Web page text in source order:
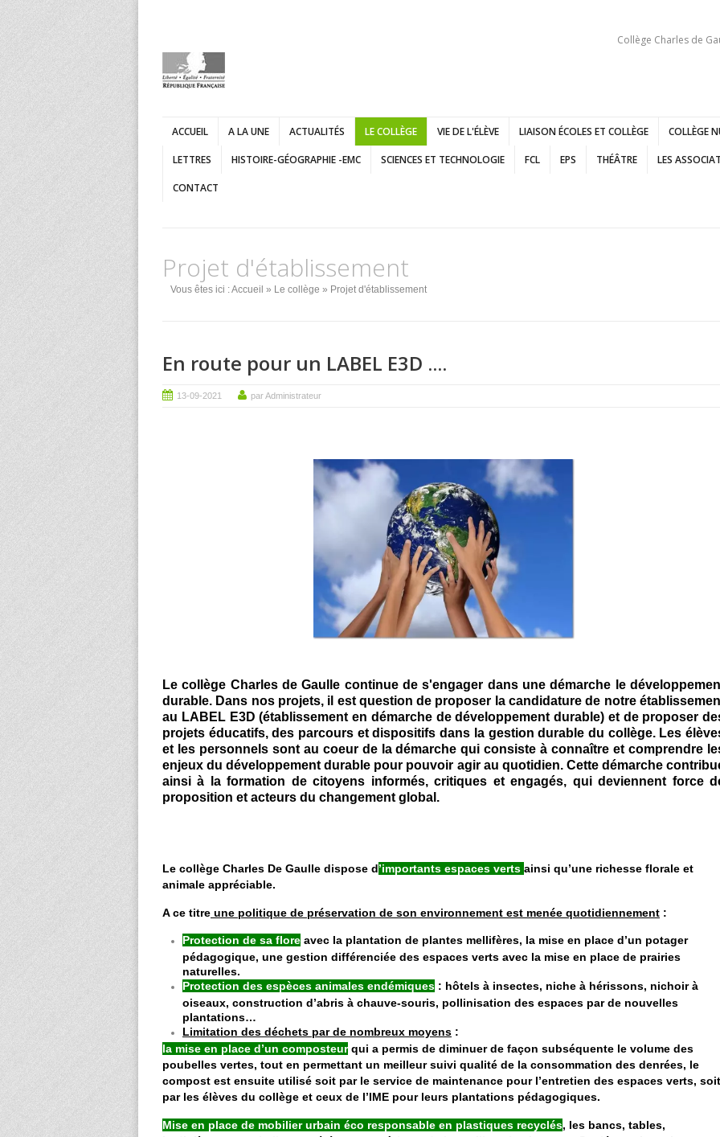
Collège Charles de
ACCUEIL A LA UNE ACTUALITÉS LE COLLÈGE VIE DE L'ÉLÈVE LIAISON ÉCOLES ET COLLÈGE COLLÈGE
LETTRES HISTOIRE-GÉOGRAPHIE -EMC SCIENCES ET TECHNOLOGIE FCL EPS THÉÂTRE LES
CONTACT
Projet d'établissement
Vous êtes ici :Accueil » Le collège » Projet d'établissement
En route pour un LABEL E3D ....
13-09-2021 par Administrateur
Le collège Charles de Gaulle continue de s'engager dans une démarche le
durable. Dans nos projets, il est question de proposer la candidature de notre
au LABEL E3D (établissement en démarche de développement durable) et de proposer
projets éducatifs, des parcours et dispositifs dans la gestion durable du collège. Les
et les personnels sont au coeur de la démarche qui consiste à connaître et comprendre
enjeux du développement durable pour pouvoir agir au quotidien. Cette démarche
ainsi à la formation de citoyens informés, critiques et engagés, qui deviennent force
proposition et acteurs du changement global.
Le collège Charles De Gaulle dispose d’importants espaces verts ainsi qu’une richesse florale et
animale appréciable.
A ce titre une politique de préservation de son environnement est menée quotidiennement :
Protection de sa flore avec la plantation de plantes mellifères, la mise en place d’un potager
pédagogique, une gestion différenciée des espaces verts avec la mise en place de prairies
naturelles.
Protection des espèces animales endémiques : hôtels à insectes, niche à hérissons, nichoir à
oiseaux, construction d’abris à chauve-souris, pollinisation des espaces par de nouvelles
plantations…
Limitation des déchets par de nombreux moyens :
la mise en place d’un composteur qui a permis de diminuer de façon subséquente le volume des
poubelles vertes, tout en permettant un meilleur suivi qualité de la consommation des denrées, le
compost est ensuite utilisé soit par le service de maintenance pour l’entretien des espaces verts, soit
par les élèves du collège et ceux de l’IME pour leurs plantations pédagogiques.
Mise en place de mobilier urbain éco responsable en plastiques recyclés, les bancs, tables,